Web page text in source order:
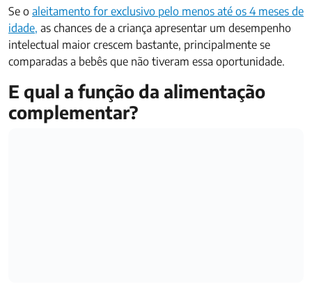
Se o aleitamento for exclusivo pelo menos até os 4 meses de
idade, as chances de a criança apresentar um desempenho
intelectual maior crescem bastante, principalmente se
comparadas a bebês que não tiveram essa oportunidade.
E qual a função da alimentação
complementar?